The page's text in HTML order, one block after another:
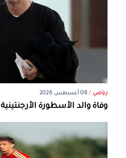
رياضي / 08 أغسطس 2026
وفاة والد الأسطورة الأرجنتينية